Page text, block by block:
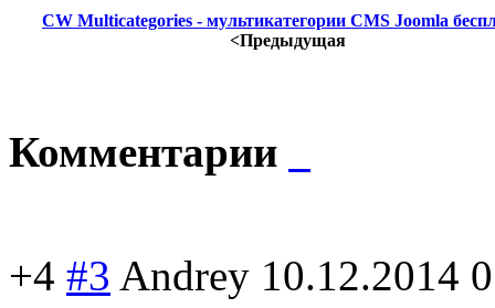
CW Multicategories - мультикатегории CMS Joomla
<Предыдущая
Комментарии
+4 #3 Andrey 10.12.2014